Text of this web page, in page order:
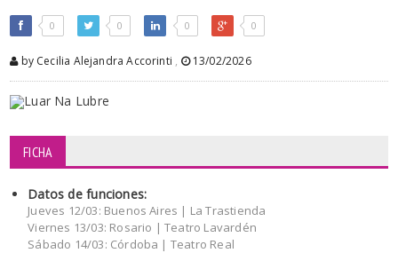
0 0 0 0
by Cecilia Alejandra Accorinti , 13/02/2026
FICHA
Datos de funciones:
Jueves 12/03: Buenos Aires | La Trastienda
Viernes 13/03: Rosario | Teatro Lavardén
Sábado 14/03: Córdoba | Teatro Real